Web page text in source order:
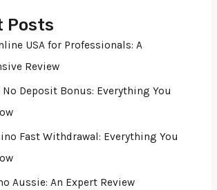
Posts
USA for Professionals: A
Review
Deposit Bonus: Everything You
Fast Withdrawal: Everything You
Aussie: An Expert Review